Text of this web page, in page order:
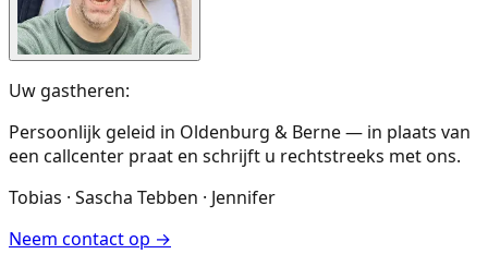
Uw gastheren:
Persoonlijk geleid in Oldenburg & Berne — in plaats van
een callcenter praat en schrijft u rechtstreeks met ons.
Tobias · Sascha Tebben · Jennifer
Neem contact op →